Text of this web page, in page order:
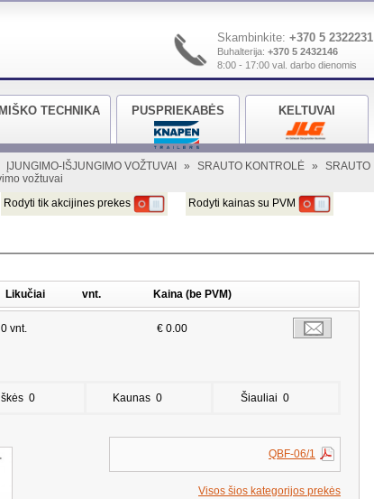
Skambinkite: +370 5 2322231
Buhalterija: +370 5 2432146
8:00 - 17:00 val. darbo dienomis
MIŠKO TECHNIKA PUSPRIEKABĖS KELTUVAI
ĮJUNGIMO-IŠJUNGIMO VOŽTUVAI » SRAUTO KONTROLĖ »
SRAUTO
vožtuvai
Rodyti tik akcijines prekes Rodyti kainas su PVM
Likučiai vnt. Kaina (be PVM)
0 vnt. € 0.00
0 Kaunas 0 Šiauliai 0
QBF-06/1
Visos šios kategorijos prekės